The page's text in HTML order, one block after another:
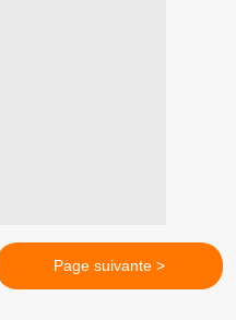
Page suivante >